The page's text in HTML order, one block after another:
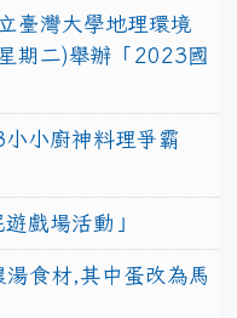
臺灣大學地理環境
期二)舉辦「2023國
小廚神料理爭霸
戲場活動」
食材,其中蛋改為馬